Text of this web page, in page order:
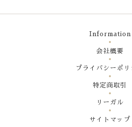
Information
会社概要
プライバシーポリ
特定商取引
リーガル
サイトマップ